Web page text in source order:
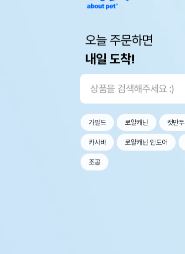
오늘 주문하면
내일 도착!
가필드 로얄캐닌 캣만두
카사바 로얄캐닌 인도어
조공